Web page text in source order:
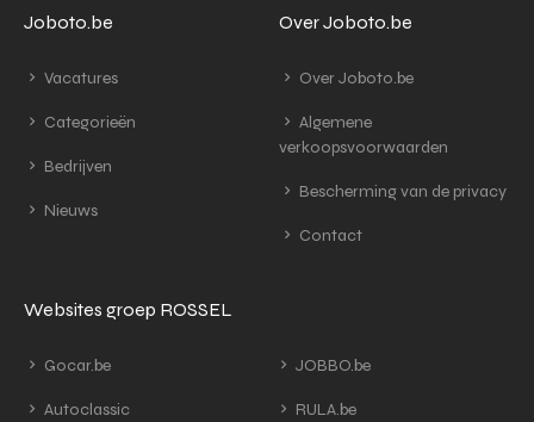
Joboto.be
Vacatures
Categorieën
Bedrijven
Nieuws
Over Joboto.be
Over Joboto.be
Algemene
verkoopsvoorwaarden
Bescherming van de privacy
Contact
Websites groep ROSSEL
Gocar.be
Autoclassic
JOBBO.be
RULA.be